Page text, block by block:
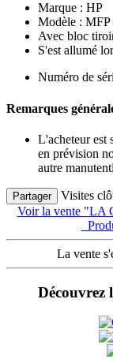
Marque : HP
Modèle :
Avec bloc
S'est allumé
Numéro de
Remarques
L'acheteur est
en prévision
autre
Partager Visites
Voir la vente
La vente
Découvrez